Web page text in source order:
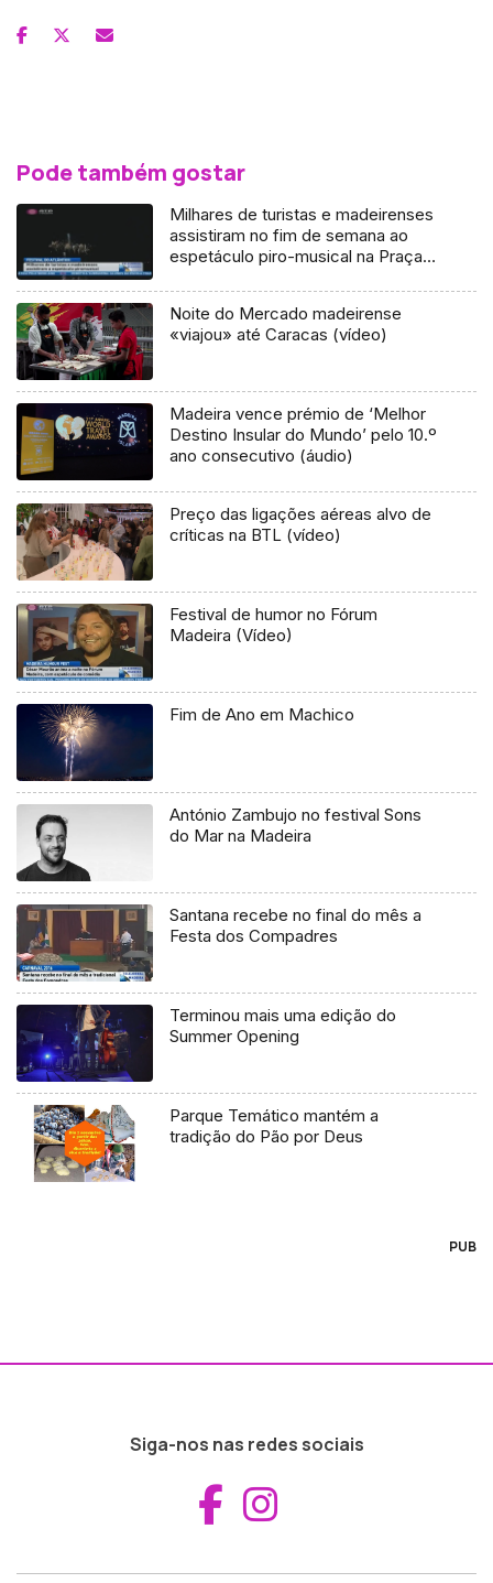
Pode também gostar
Milhares de turistas e madeirenses
assistiram no fim de semana ao
espetáculo piro-musical na Praça
Noite do Mercado madeirense
«viajou» até Caracas (vídeo)
Madeira vence prémio de ‘Melhor
Destino Insular do Mundo’ pelo 10.º
ano consecutivo (áudio)
Preço das ligações aéreas alvo de
críticas na BTL (vídeo)
Festival de humor no Fórum
Madeira (Vídeo)
Fim de Ano em Machico
António Zambujo no festival Sons
do Mar na Madeira
Santana recebe no final do mês a
Festa dos Compadres
Terminou mais uma edição do
Summer Opening
Parque Temático mantém a
tradição do Pão por Deus
PUB
Siga-nos nas redes sociais
Aceder ao